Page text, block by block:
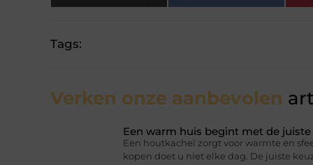
Tags:
Verken onze aanbevolen
Een warm huis begint met de
Een houtkachel zorgt voor warmte en
kopen doet u niet elke dag. De juiste